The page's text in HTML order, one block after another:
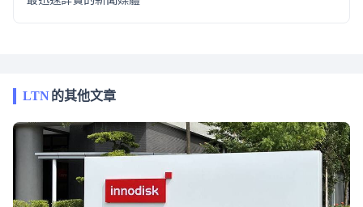
LTN的其他文章